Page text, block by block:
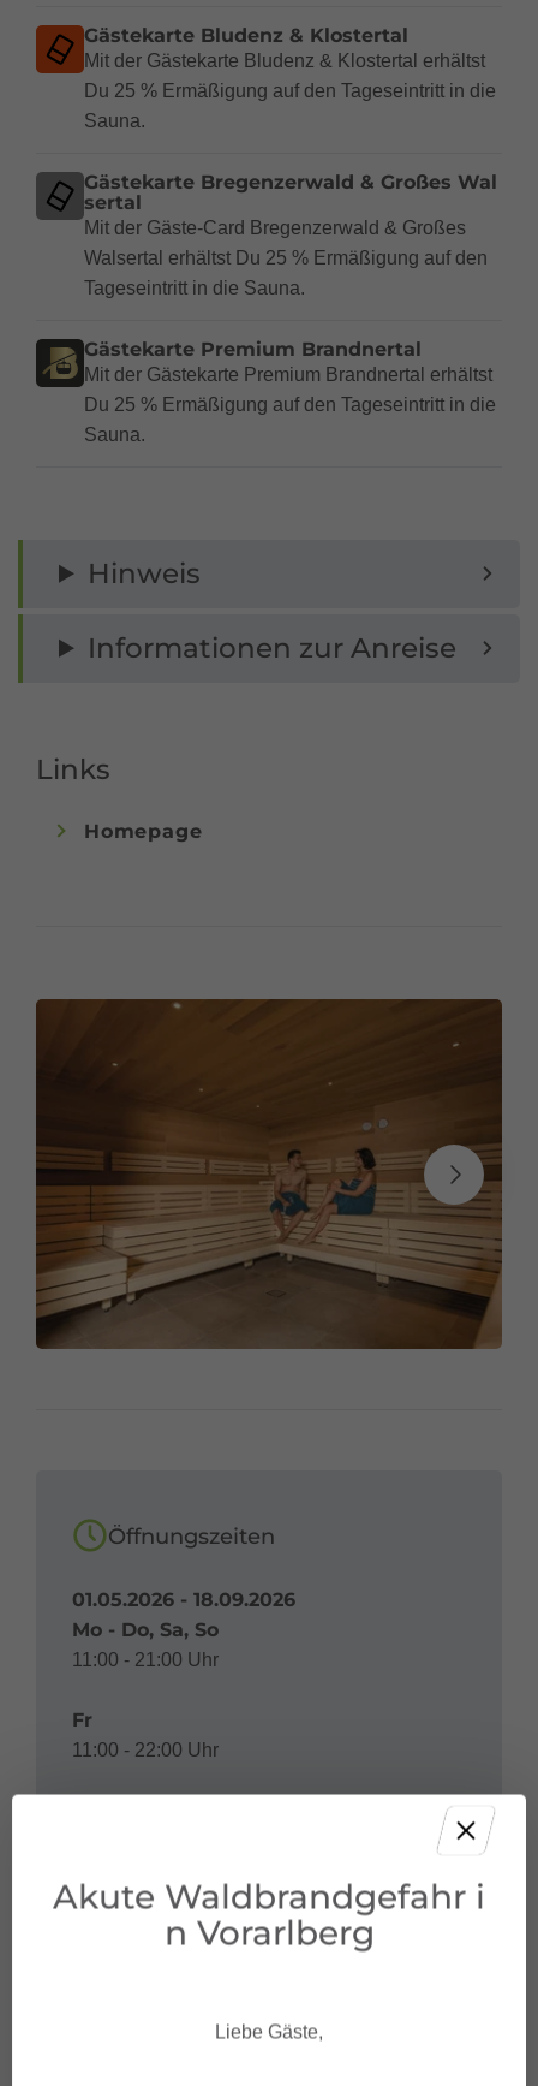
Gästekarte Bludenz & Klostertal
Mit der Gästekarte Bludenz & Klostertal erhältst
Du 25 % Ermäßigung auf den Tageseintritt in die
Sauna.
Gästekarte Bregenzerwald & Großes Wal
sertal
Mit der Gäste-Card Bregenzerwald & Großes
Walsertal erhältst Du 25 % Ermäßigung auf den
Tageseintritt in die Sauna.
Gästekarte Premium Brandnertal
Mit der Gästekarte Premium Brandnertal erhältst
Du 25 % Ermäßigung auf den Tageseintritt in die
Sauna.
Hinweis
Informationen zur Anreise
Links
Homepage
Öffnungszeiten
01.05.2026 - 18.09.2026
Mo - Do, Sa, So
11:00 - 21:00 Uhr
Fr
11:00 - 22:00 Uhr
29.09.2026 - 01.10.2029
Akute Waldbrandgefahr i
n Vorarlberg
Liebe Gäste,